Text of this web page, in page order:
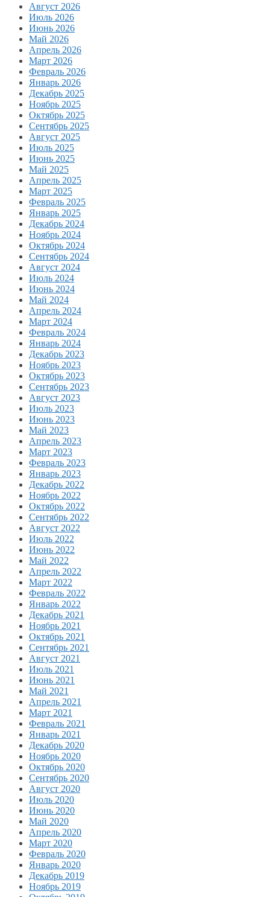
Август 2026
Июль 2026
Июнь 2026
Май 2026
Апрель 2026
Март 2026
Февраль 2026
Январь 2026
Декабрь 2025
Ноябрь 2025
Октябрь 2025
Сентябрь 2025
Август 2025
Июль 2025
Июнь 2025
Май 2025
Апрель 2025
Март 2025
Февраль 2025
Январь 2025
Декабрь 2024
Ноябрь 2024
Октябрь 2024
Сентябрь 2024
Август 2024
Июль 2024
Июнь 2024
Май 2024
Апрель 2024
Март 2024
Февраль 2024
Январь 2024
Декабрь 2023
Ноябрь 2023
Октябрь 2023
Сентябрь 2023
Август 2023
Июль 2023
Июнь 2023
Май 2023
Апрель 2023
Март 2023
Февраль 2023
Январь 2023
Декабрь 2022
Ноябрь 2022
Октябрь 2022
Сентябрь 2022
Август 2022
Июль 2022
Июнь 2022
Май 2022
Апрель 2022
Март 2022
Февраль 2022
Январь 2022
Декабрь 2021
Ноябрь 2021
Октябрь 2021
Сентябрь 2021
Август 2021
Июль 2021
Июнь 2021
Май 2021
Апрель 2021
Март 2021
Февраль 2021
Январь 2021
Декабрь 2020
Ноябрь 2020
Октябрь 2020
Сентябрь 2020
Август 2020
Июль 2020
Июнь 2020
Май 2020
Апрель 2020
Март 2020
Февраль 2020
Январь 2020
Декабрь 2019
Ноябрь 2019